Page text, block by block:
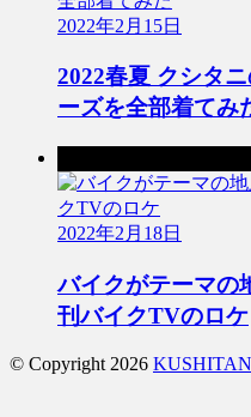
2022年2月15日
2022春夏 クシタ
ーズを全部着てみ
2022年2月18日
バイクがテーマの
刊バイクTVのロケ
© Copyright 2026